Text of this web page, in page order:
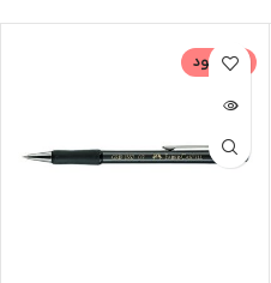
ناموجود